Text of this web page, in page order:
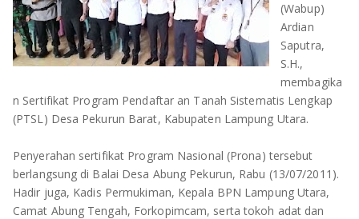
METRO
LAMPUNG TENGAH
LAMPUNG TIMUR
LAMPUNG BARAT
LAMPUNG SELATAN
OLAHRAGA
ADVETORIAL
(Wabup)
Ardian
Saputra,
S.H.,
membagika
n Sertifikat Program Pendaftar an Tanah Sistematis Lengkap
(PTSL) Desa Pekurun Barat, Kabupaten Lampung Utara.
Penyerahan sertifikat Program Nasional (Prona) tersebut
berlangsung di Balai Desa Abung Pekurun, Rabu (13/07/2011).
Hadir juga, Kadis Permukiman, Kepala BPN Lampung Utara,
Camat Abung Tengah, Forkopimcam, serta tokoh adat dan